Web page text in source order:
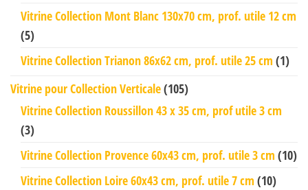
Vitrine Collection Mont Blanc 130x70 cm, prof. utile 12 cm
(5)
Vitrine Collection Trianon 86x62 cm, prof. utile 25 cm (1)
Vitrine pour Collection Verticale(105)
Vitrine Collection Roussillon 43 x 35 cm, prof utile 3 cm
(3)
Vitrine Collection Provence 60x43 cm, prof. utile 3 cm (10)
Vitrine Collection Loire 60x43 cm, prof. utile 7 cm (10)